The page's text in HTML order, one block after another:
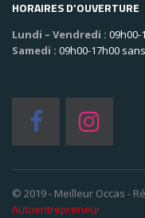
HORAIRES D’OUVERTURE
Lundi – Vendredi : 09h00-
Samedi : 09h00-17h00
© 2019 - Meilleur Occas -
Autoentrepreneur